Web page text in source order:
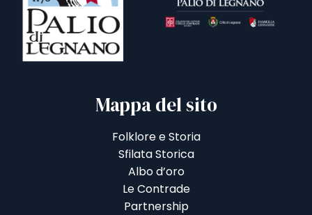
Mappa del sito
Folklore e Storia
Sfilata Storica
Albo d’oro
Le Contrade
Partnership